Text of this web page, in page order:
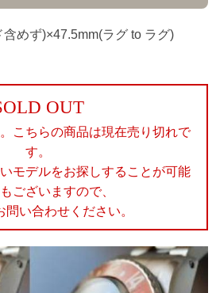
めず)×47.5mm(ラグ to ラグ)
OUT
こちらの商品は現在売り切れで
す。
モデルをお探しすることが可能
ございますので、
問い合わせください。